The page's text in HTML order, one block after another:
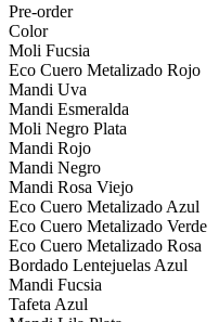
Pre-order
Color
Moli Fucsia
Eco Cuero Metalizado Rojo
Mandi Uva
Mandi Esmeralda
Moli Negro Plata
Mandi Rojo
Mandi Negro
Mandi Rosa Viejo
Eco Cuero Metalizado Azul
Eco Cuero Metalizado Verde
Eco Cuero Metalizado Rosa
Bordado Lentejuelas Azul
Mandi Fucsia
Tafeta Azul